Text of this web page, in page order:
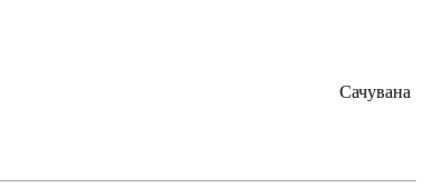
Сачувана